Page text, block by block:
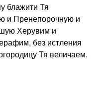
блажити Тя
и Пренепорочную и
Херувим и
без истления
Тя величаем.